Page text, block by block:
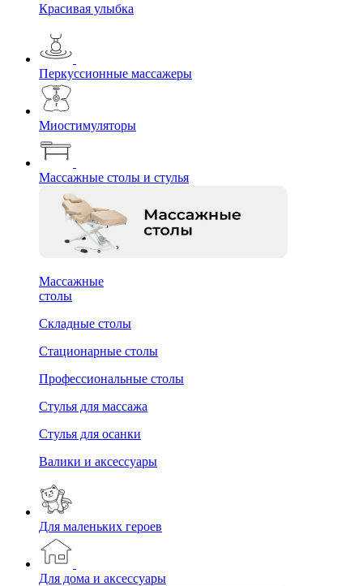
Красивая улыбка
Перкуссионные массажеры
Миостимуляторы
Массажные столы и стулья
Массажные
столы
Складные столы
Стационарные столы
Профессиональные столы
Стулья для массажа
Стулья для осанки
Валики и аксессуары
Для маленьких героев
Для дома и аксессуары